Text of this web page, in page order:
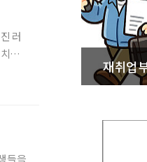
러
더
들을
재취업